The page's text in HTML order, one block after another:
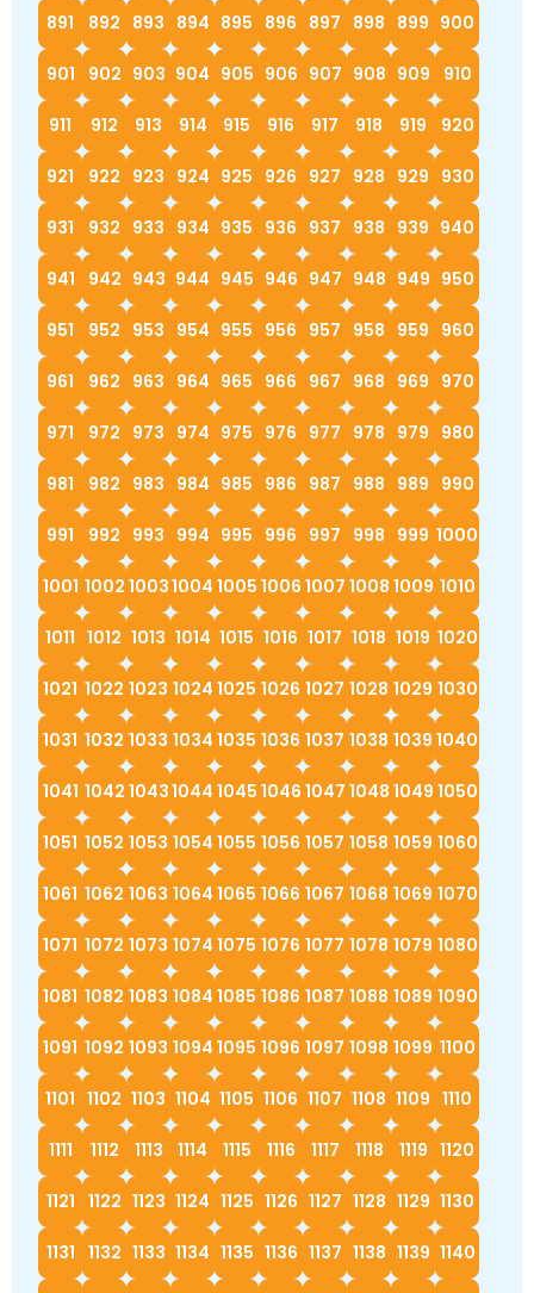
891 892 893 894 895 896 897 898 899 900
901 902 903 904 905 906 907 908 909 910
911 912 913 914 915 916 917 918 919 920
921 922 923 924 925 926 927 928 929 930
931 932 933 934 935 936 937 938 939 940
941 942 943 944 945 946 947 948 949 950
951 952 953 954 955 956 957 958 959 960
961 962 963 964 965 966 967 968 969 970
971 972 973 974 975 976 977 978 979 980
981 982 983 984 985 986 987 988 989 990
991 992 993 994 995 996 997 998 999 1000
1001 1002 10031004 1005 1006 1007 1008 1009 1010
1011 1012 1013 1014 1015 1016 1017 1018 1019 1020
1021 1022 1023 1024 1025 1026 1027 1028 1029 1030
1031 1032 1033 1034 1035 1036 1037 1038 1039 1040
1041 1042 10431044 1045 1046 1047 1048 1049 1050
1051 1052 1053 1054 1055 1056 1057 1058 1059 1060
1061 1062 1063 1064 1065 1066 1067 1068 1069 1070
1071 1072 1073 1074 1075 1076 1077 1078 1079 1080
1081 1082 1083 1084 1085 1086 1087 1088 1089 1090
1091 1092 1093 1094 1095 1096 1097 1098 1099 1100
1101 1102 1103 1104 1105 1106 1107 1108 1109 1110
1111 1112 1113 1114 1115 1116 1117 1118 1119 1120
1121 1122 1123 1124 1125 1126 1127 1128 1129 1130
1131 1132 1133 1134 1135 1136 1137 1138 1139 1140